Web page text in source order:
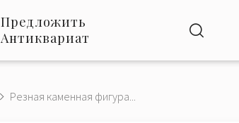
Предложить
Антиквариат
Резная каменная фигура...